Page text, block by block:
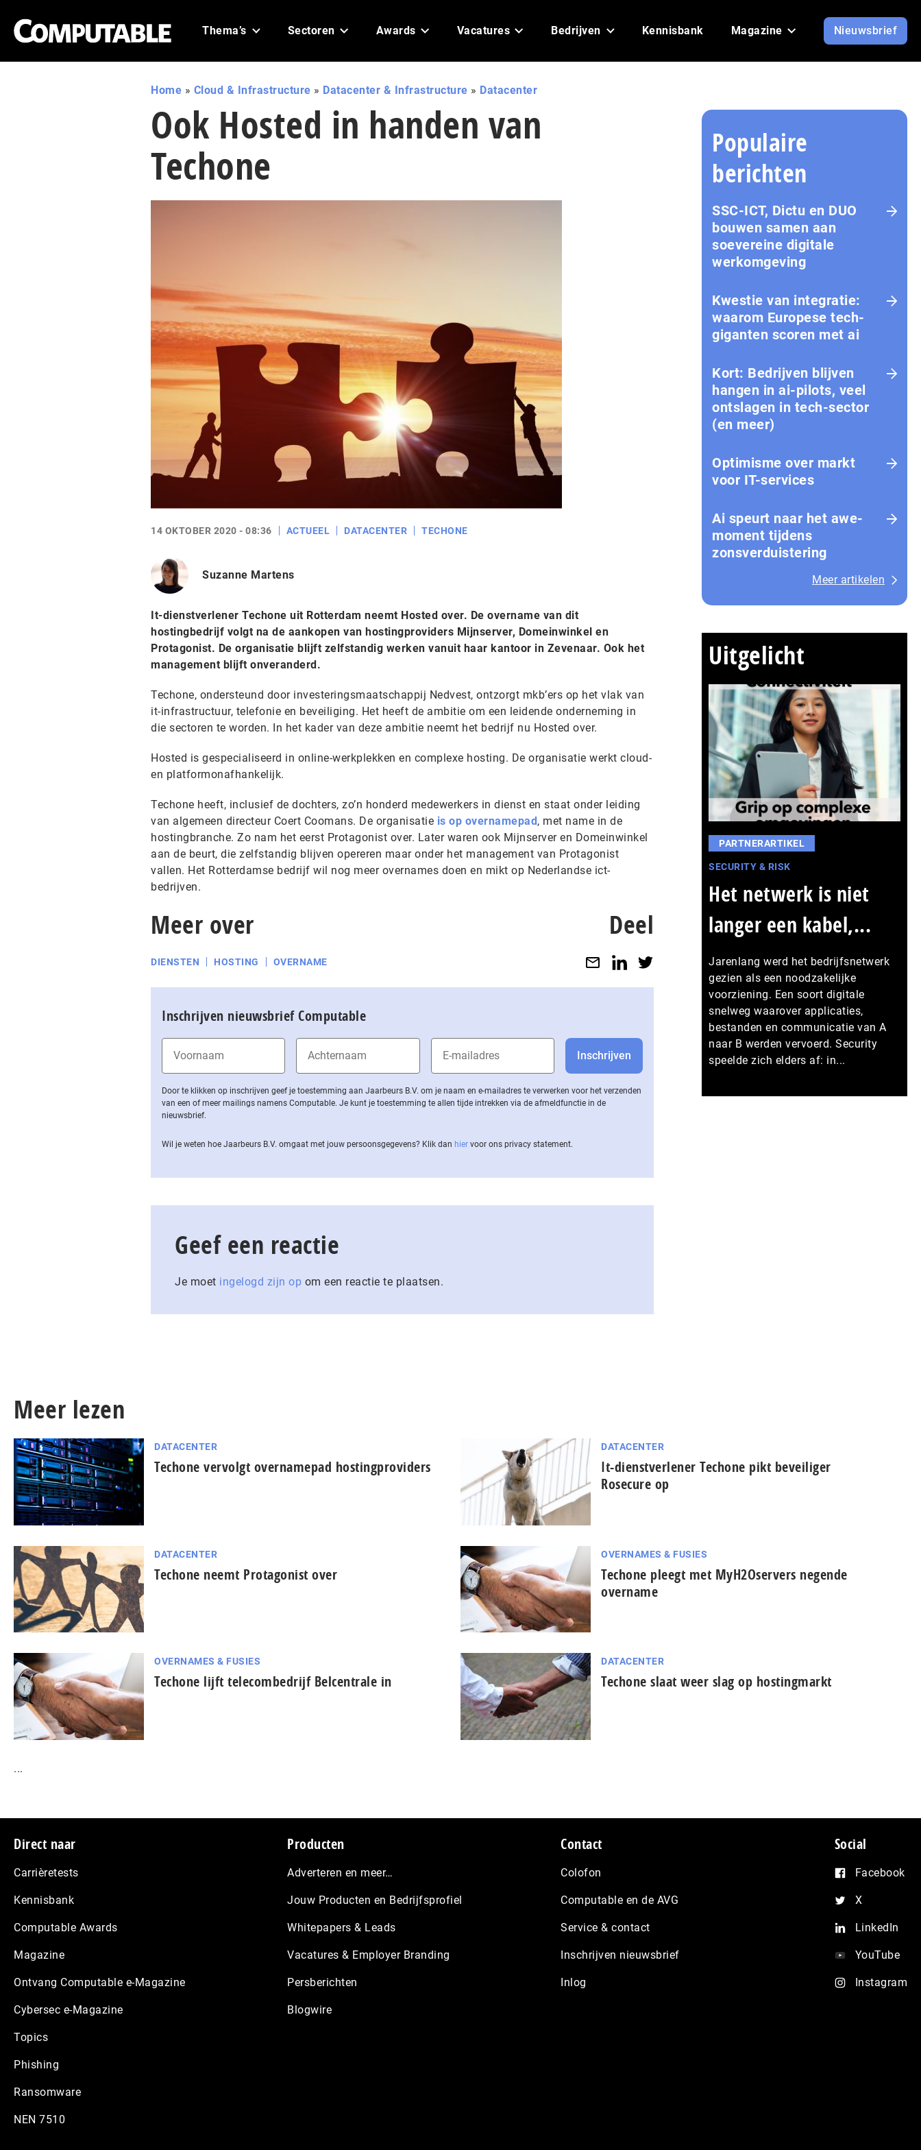
Thema’s Sectoren Awards Vacatures Bedrijven Kennisbank Magazine Nieuwsbrief
Home » Cloud & Infrastructure » Datacenter & Infrastructure » Datacenter
Ook Hosted in handen van
Techone
14 OKTOBER 2020 - 08:36 ACTUEEL DATACENTER TECHONE
Suzanne Martens
It-dienstverlener Techone uit Rotterdam neemt Hosted over. De overname van dit
hostingbedrijf volgt na de aankopen van hostingproviders Mijnserver, Domeinwinkel en
Protagonist. De organisatie blijft zelfstandig werken vanuit haar kantoor in Zevenaar. Ook het
management blijft onveranderd.
Techone, ondersteund door investeringsmaatschappij Nedvest, ontzorgt mkb’ers op het vlak van
it-infrastructuur, telefonie en beveiliging. Het heeft de ambitie om een leidende onderneming in
die sectoren te worden. In het kader van deze ambitie neemt het bedrijf nu Hosted over.
Hosted is gespecialiseerd in online-werkplekken en complexe hosting. De organisatie werkt cloud-
en platformonafhankelijk.
Techone heeft, inclusief de dochters, zo’n honderd medewerkers in dienst en staat onder leiding
van algemeen directeur Coert Coomans. De organisatie is op overnamepad, met name in de
hostingbranche. Zo nam het eerst Protagonist over. Later waren ook Mijnserver en Domeinwinkel
aan de beurt, die zelfstandig blijven opereren maar onder het management van Protagonist
vallen. Het Rotterdamse bedrijf wil nog meer overnames doen en mikt op Nederlandse ict-
bedrijven.
Meer over
DIENSTEN HOSTING OVERNAME
Deel
Inschrijven nieuwsbrief Computable
Door te klikken op inschrijven geef je toestemming aan Jaarbeurs B.V. om je naam en e-mailadres te verwerken voor het verzenden
van een of meer mailings namens Computable. Je kunt je toestemming te allen tijde intrekken via de af­meld­func­tie in de
nieuwsbrief.
Wil je weten hoe Jaarbeurs B.V. omgaat met jouw per­soons­ge­ge­vens? Klik dan hier voor ons privacy statement.
Geef een reactie
Je moet ingelogd zijn op om een reactie te plaatsen.
Populaire
berichten
SSC-ICT, Dictu en DUO
bouwen samen aan
soevereine digitale
werkomgeving
Kwestie van integratie:
waarom Europese tech­
gi­gan­ten scoren met ai
Kort: Bedrijven blijven
hangen in ai-pilots, veel
ontslagen in tech-sector
(en meer)
Optimisme over markt
voor IT-services
Ai speurt naar het awe-
moment tijdens
zonsverduistering
Meer artikelen
Uitgelicht
PARTNERARTIKEL
SECURITY & RISK
Het netwerk is niet
langer een kabel,...
Jarenlang werd het bedrijfsnetwerk
gezien als een noodzakelijke
voorziening. Een soort digitale
snelweg waarover applicaties,
bestanden en communicatie van A
naar B werden vervoerd. Security
speelde zich elders af: in...
Meer lezen
DATACENTER
Techone vervolgt overnamepad hostingproviders
DATACENTER
It-dienstverlener Techone pikt beveiliger
Rosecure op
DATACENTER
Techone neemt Protagonist over
OVERNAMES & FUSIES
Techone pleegt met MyH2Oservers negende
overname
OVERNAMES & FUSIES
Techone lijft telecombedrijf Belcentrale in
DATACENTER
Techone slaat weer slag op hostingmarkt
...
Footer
Direct naar
Carrièretests
Kennisbank
Computable Awards
Magazine
Ontvang Computable e-Magazine
Cybersec e-Magazine
Topics
Phishing
Ransomware
NEN 7510
Producten
Adverteren en meer…
Jouw Producten en Bedrijfsprofiel
Whitepapers & Leads
Vacatures & Employer Branding
Persberichten
Blogwire
Contact
Colofon
Computable en de AVG
Service & contact
Inschrijven nieuwsbrief
Inlog
Social
Facebook
X
LinkedIn
YouTube
Instagram